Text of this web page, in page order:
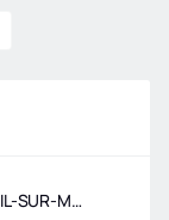
4 RUE CHARLES BEAUVAIS, 94380 BONNEUIL-SUR-MARNE